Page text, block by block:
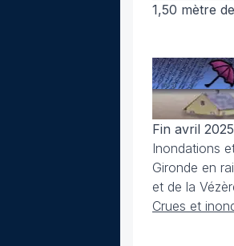
1,50 mètre
Fin avril
Inondations
Gironde en
et de la
Crues et